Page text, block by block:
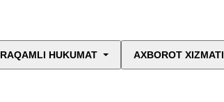
RAQAMLI HUKUMAT AXBOROT XIZMATI